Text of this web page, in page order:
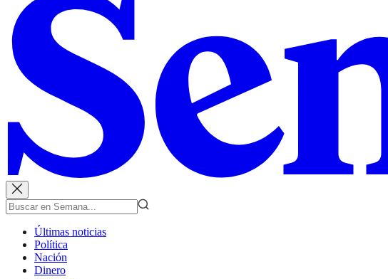
Últimas noticias
Política
Nación
Dinero